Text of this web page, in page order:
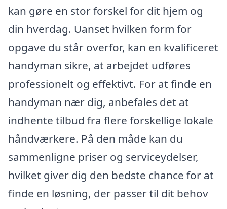
kan gøre en stor forskel for dit hjem og
din hverdag. Uanset hvilken form for
opgave du står overfor, kan en kvalificeret
handyman sikre, at arbejdet udføres
professionelt og effektivt. For at finde en
handyman nær dig, anbefales det at
indhente tilbud fra flere forskellige lokale
håndværkere. På den måde kan du
sammenligne priser og serviceydelser,
hvilket giver dig den bedste chance for at
finde en løsning, der passer til dit behov